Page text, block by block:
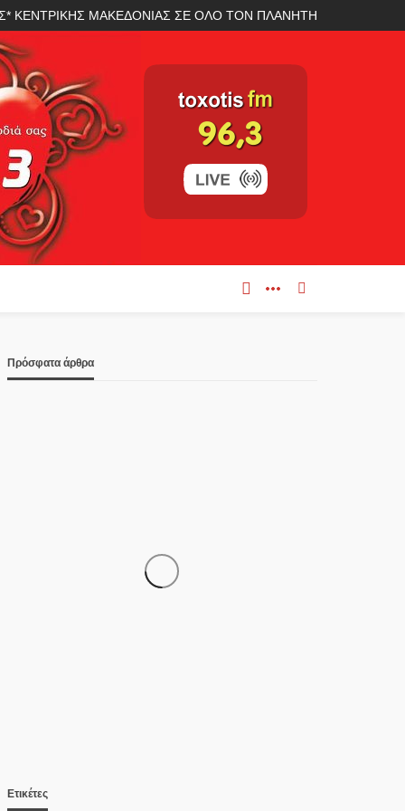
ΚΕΝΤΡΙΚΗΣ ΜΑΚΕΔΟΝΙΑΣ ΣΕ ΟΛΟ ΤΟΝ ΠΛΑΝΗΤΗ
Πρόσφατα άρθρα
Ετικέτες